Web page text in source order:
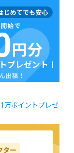
1万ポイントプレゼ